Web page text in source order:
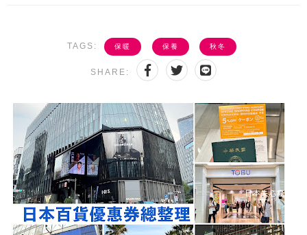
TAGS: 保暖 保養 秋冬
SHARE: